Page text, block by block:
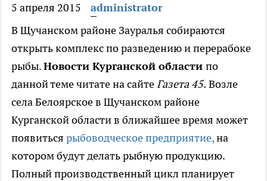
5 апреля 2015
administrator
В Щучанском районе Зауралья собираются
открыть комплекс по разведению и перерабоке
рыбы.Новости Курганской области по
данной теме читате на сайтеГазета 45. Возле
села Белоярское в Щучанском районе
Курганской области в ближайшее время может
появиться рыбоводческое предприятие,на
котором будут делать рыбную продукцию.
Полный производственный цикл планирует